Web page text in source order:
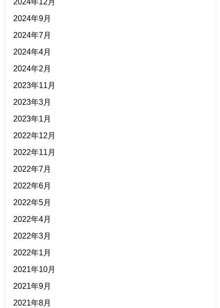
2024年9月
2024年7月
2024年4月
2024年2月
2023年11月
2023年3月
2023年1月
2022年12月
2022年11月
2022年7月
2022年6月
2022年5月
2022年4月
2022年3月
2022年1月
2021年10月
2021年9月
2021年8月